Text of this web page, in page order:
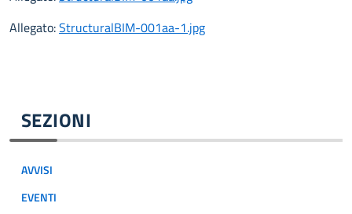
SEZIONI
AVVISI
EVENTI
Allegato:StructuralBIM-001aa-1.jpg